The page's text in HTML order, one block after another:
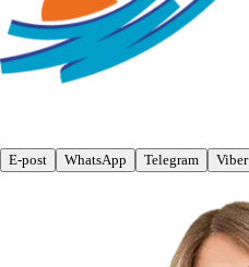
E-post WhatsApp Telegram Viber